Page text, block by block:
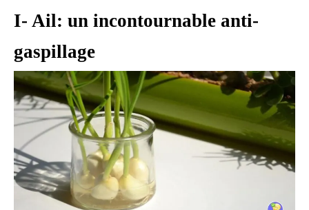
I- Ail: un incontournable anti-
gaspillage